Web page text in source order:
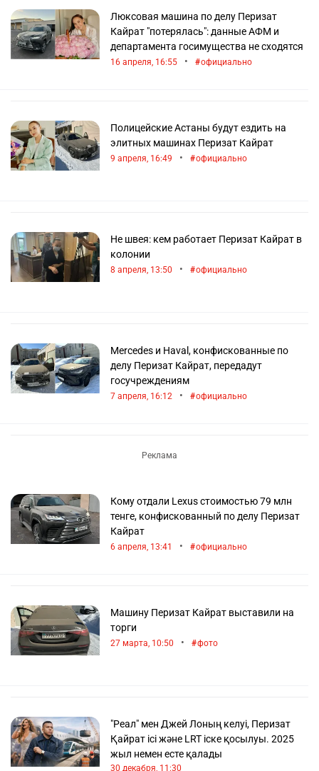
Люксовая машина по делу Перизат
Кайрат "потерялась": данные АФМ и
департамента госимущества не сходятся
16 апреля, 16:55 • официально
Полицейские Астаны будут ездить на
элитных машинах Перизат Кайрат
9 апреля, 16:49 • официально
Не швея: кем работает Перизат Кайрат в
колонии
8 апреля, 13:50 • официально
Mercedes и Haval, конфискованные по
делу Перизат Кайрат, передадут
госучреждениям
7 апреля, 16:12 • официально
Кому отдали Lexus стоимостью 79 млн
тенге, конфискованный по делу Перизат
Кайрат
6 апреля, 13:41 • официально
Машину Перизат Кайрат выставили на
торги
27 марта, 10:50 • фото
"Реал" мен Джей Лоның келуі, Перизат
Қайрат ісі және LRT іске қосылуы. 2025
жыл немен есте қалады
30 декабря, 11:30